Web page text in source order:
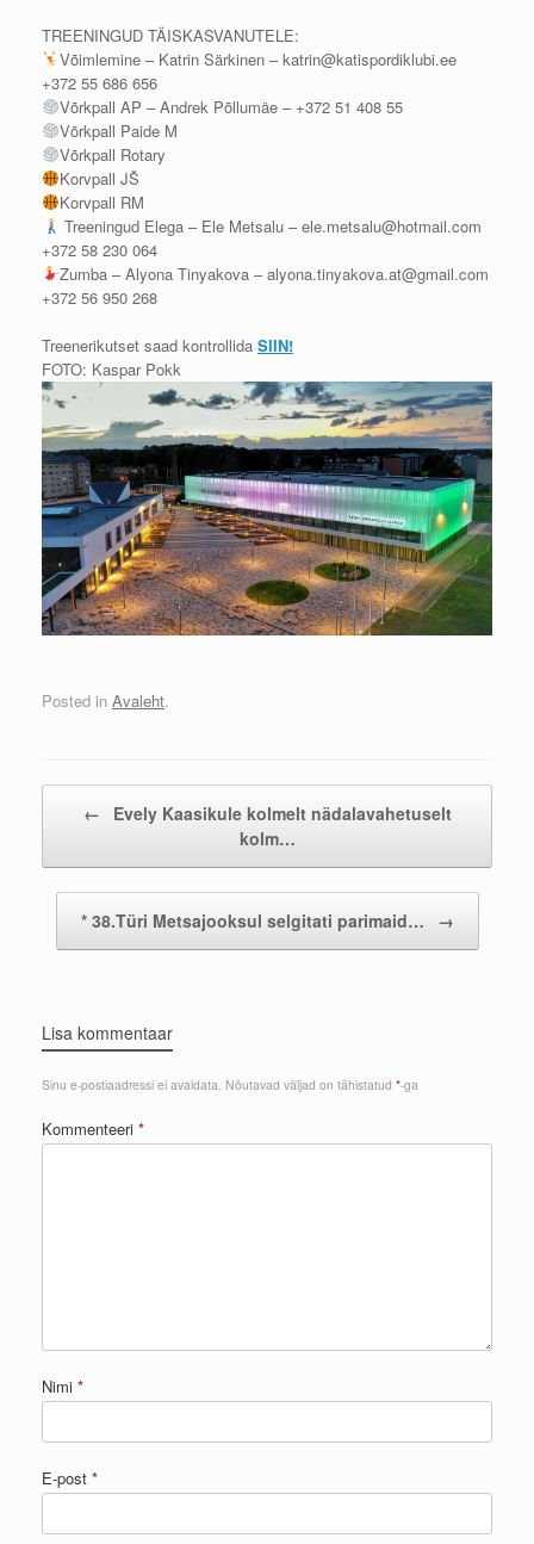
TREENINGUD TÄISKASVANUTELE:
Võimlemine – Katrin Särkinen – katrin@katispordiklubi.ee
+372 55 686 656
Võrkpall AP – Andrek Põllumäe – +372 51 408 55
Võrkpall Paide M
Võrkpall Rotary
Korvpall JŠ
Korvpall RM
Treeningud Elega – Ele Metsalu – ele.metsalu@hotmail.com
+372 58 230 064
Zumba – Alyona Tinyakova – alyona.tinyakova.at@gmail.com
+372 56 950 268
Treenerikutset saad kontrollida SIIN!
FOTO: Kaspar Pokk
Posted in Avaleht.
←
Evely Kaasikule kolmelt nädalavahetuselt
kolm…
* 38.Türi Metsajooksul selgitati parimaid… →
Lisa kommentaar
Sinu e-postiaadressi ei avaldata. Nõutavad väljad on tähistatud *-ga
Kommenteeri *
Nimi *
E-post *